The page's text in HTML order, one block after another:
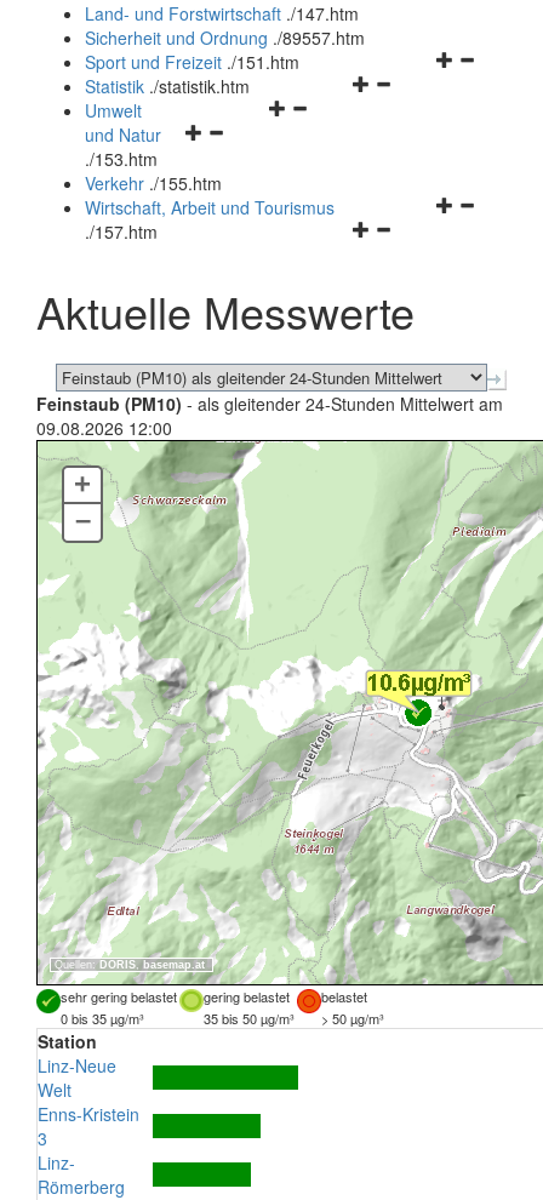
und
schließen
Land- und Forstwirtschaft ./147.htm
Sicherheit und Ordnung ./89557.htm
Navigationsmenü
Sport und Freizeit ./151.htm
Navigationsmenü
Statistik ./statistik.htm
Navigationsmenü
und
schließen
Umwelt
und Natur
./153.htm
Verkehr ./155.htm
Navigationsmenü
schließen
Wirtschaft, Arbeit und Tourismus
./157.htm
Aktuelle Messwerte
Feinstaub (PM10) - als gleitender 24-Stunden Mittelwert am
09.08.2026 12:00
Quellen: DORIS, basemap.at
+
–
sehr gering belastet gering belastet
belastet
0 bis 35 µg/m³
35 bis 50 µg/m³ > 50 µg/m³
Station
Linz-Neue
Welt
Enns-Kristein
3
Linz-
Römerberg